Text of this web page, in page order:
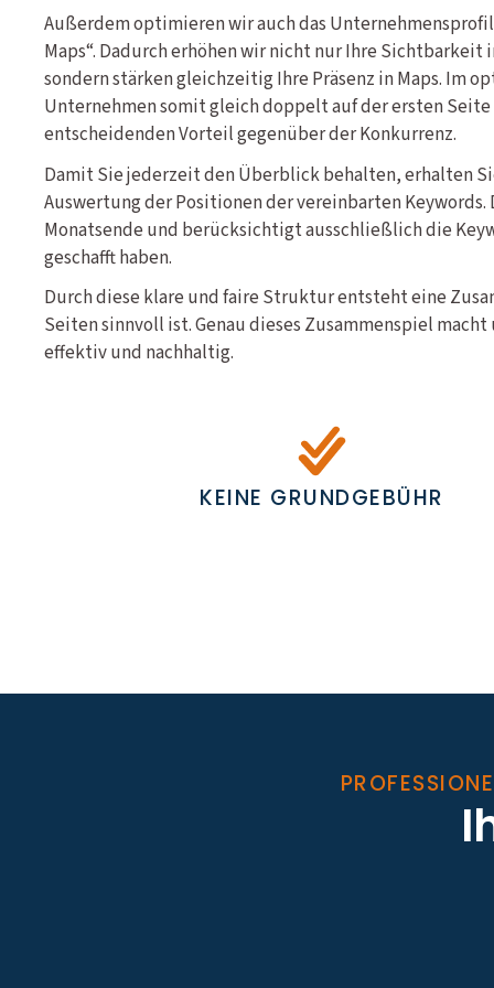
Außerdem optimieren wir auch das
Maps“. Dadurch erhöhen wir nicht nur Ihre Sichtbarkeit
sondern stärken gleichzeitig Ihre Präsenz in Maps. Im
Unternehmen somit gleich doppelt auf der ersten Seite
entscheidenden Vorteil gegenüber der Konkurrenz.
Damit Sie jederzeit den Überblick behalten, erhalten
Auswertung der Positionen der vereinbarten
Monatsende und berücksichtigt ausschließlich die
geschafft haben.
Durch diese klare und faire Struktur entsteht eine
Seiten sinnvoll ist. Genau dieses Zusammenspiel
effektiv und nachhaltig.
KEINE GRUNDGEBÜHR